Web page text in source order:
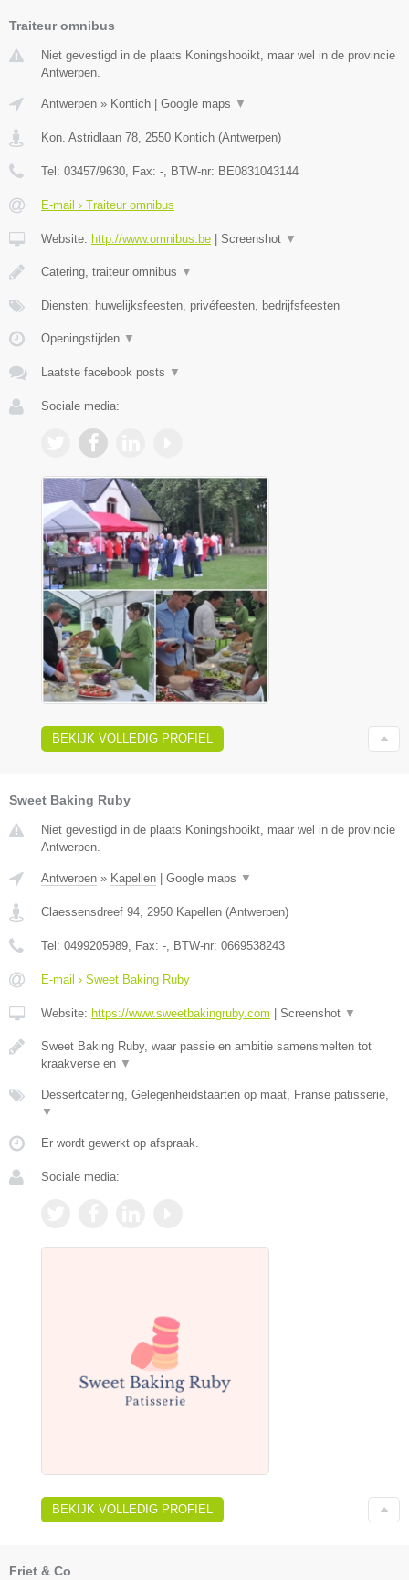
Traiteur omnibus
Niet gevestigd in de plaats Koningshooikt, maar wel in de provincie
Antwerpen.
Antwerpen » Kontich Google maps ▼
Kon. Astridlaan 78, 2550 Kontich (Antwerpen)
Tel: 03457/9630, Fax: -, BTW-nr: BE0831043144
E-mail › Traiteur omnibus
Website: http://www.omnibus.be Screenshot ▼
Catering, traiteur omnibus ▼
Diensten: huwelijksfeesten, privéfeesten, bedrijfsfeesten
Openingstijden ▼
Laatste facebook posts ▼
Sociale media:
BEKIJK VOLLEDIG PROFIEL
Sweet Baking Ruby
Niet gevestigd in de plaats Koningshooikt, maar wel in de provincie
Antwerpen.
Antwerpen » Kapellen Google maps ▼
Claessensdreef 94, 2950 Kapellen (Antwerpen)
Tel: 0499205989, Fax: -, BTW-nr: 0669538243
E-mail › Sweet Baking Ruby
Website: https://www.sweetbakingruby.com Screenshot ▼
Sweet Baking Ruby, waar passie en ambitie samensmelten tot
kraakverse en ▼
Dessertcatering, Gelegenheidstaarten op maat, Franse patisserie,
▼
Er wordt gewerkt op afspraak.
Sociale media:
BEKIJK VOLLEDIG PROFIEL
Friet & Co